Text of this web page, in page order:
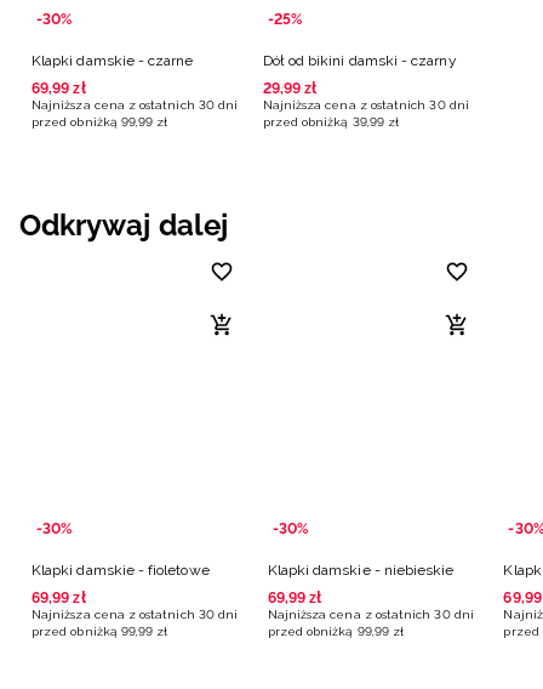
-30%
Klapki damskie - czarne
69,99 zł
Najniższa cena z ostatnich 30 dni
przed obniżką 99,99 zł
-25%
Dół od bikini damski - czarny
29,99 zł
Najniższa cena z ostatnich 30 dni
przed obniżką 39,99 zł
Odkrywaj dalej
-30%
Klapki damskie - fioletowe
69,99 zł
Najniższa cena z ostatnich 30 dni
przed obniżką 99,99 zł
-30%
Klapki damskie - niebieskie
69,99 zł
Najniższa cena z ostatnich 30 dni
przed obniżką 99,99 zł
-30%
69,99
przed